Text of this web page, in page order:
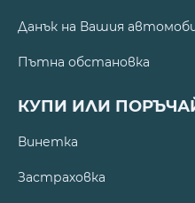
Данък на Вашия
Пътна обстановка
КУПИ ИЛИ
Винетка
Застраховка